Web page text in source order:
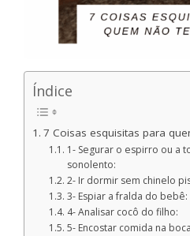
Índice
7 Coisas esquisitas para
1- Segurar o espirro ou a
sonolento:
2- Ir dormir sem chinelo
3- Espiar a fralda do bebê:
4- Analisar cocô do filho:
5- Encostar comida na